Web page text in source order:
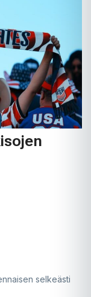
selkeästi